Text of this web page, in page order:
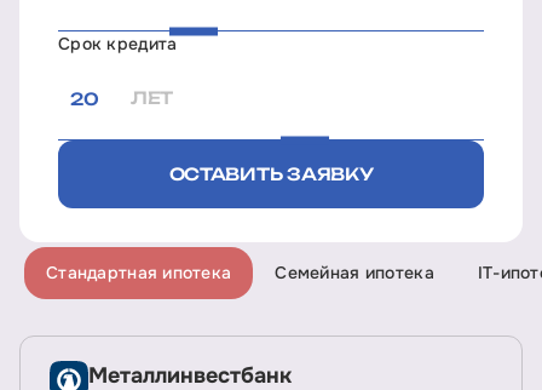
Срок кредита
ЛЕТ
ОСТАВИТЬ ЗАЯВКУ
Стандартная ипотека Семейная ипотека IT-
Металлинвестбанк